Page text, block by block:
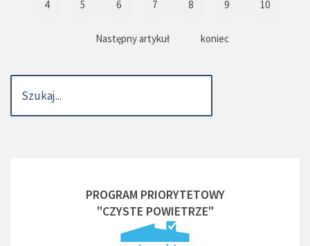
4 5 6 7 8 9 10
Następny artykuł koniec
PROGRAM PRIORYTETOWY
"CZYSTE POWIETRZE"